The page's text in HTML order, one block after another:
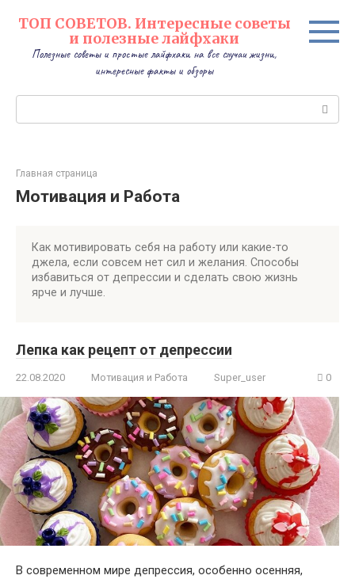
ТОП СОВЕТОВ. Интересные советы
и полезные лайфхаки
Полезные советы и простые лайфхаки на все случаи жизни,
интересные факты и обзоры
Главная страница
Мотивация и Работа
Как мотивировать себя на работу или какие-то
джела, если совсем нет сил и желания. Способы
избавиться от депрессии и сделать свою жизнь
ярче и лучше.
Лепка как рецепт от депрессии
22.08.2020 Мотивация и Работа Super_user 0
В современном мире депрессия, особенно осенняя,